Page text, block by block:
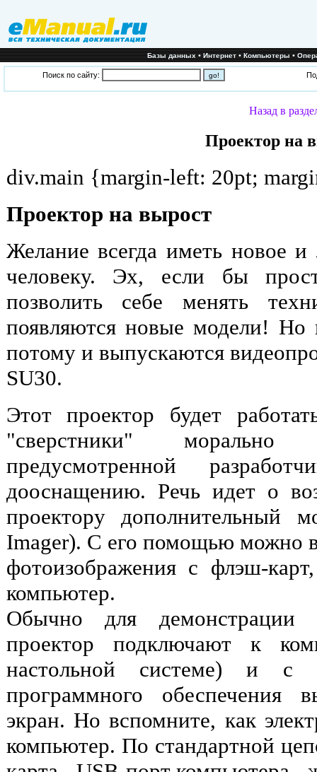
Базы данных•Интернет•Компьютеры•
Поиск по сайту:
Назад в
Проектор на
div.main {margin-left: 20pt;
Проектор на вырост
Желание всегда иметь новое
человеку. Эх, если бы
позволить себе менять
появляются новые модели! Но
потому и выпускаются
SU30.
Этот проектор будет
"сверстники" морально
предусмотренной
дооснащению. Речь идет о
проектору дополнительный
Imager). С его помощью можно
фотоизображения с флэш-
компьютер.
Обычно для демонстрации
проектор подключают к
настольной системе) и с
программного обеспечения
экран. Но вспомните, как
компьютер. По стандартной